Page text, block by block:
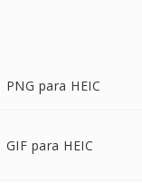
PNG para HEIC
GIF para HEIC